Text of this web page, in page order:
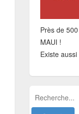
Près de
MAUI !
Existe